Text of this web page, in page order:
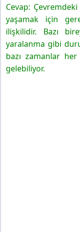
Cevap:
yaşamak için
ilişkilidir. Bazı
yaralanma gibi
bazı zamanlar
gelebiliyor.